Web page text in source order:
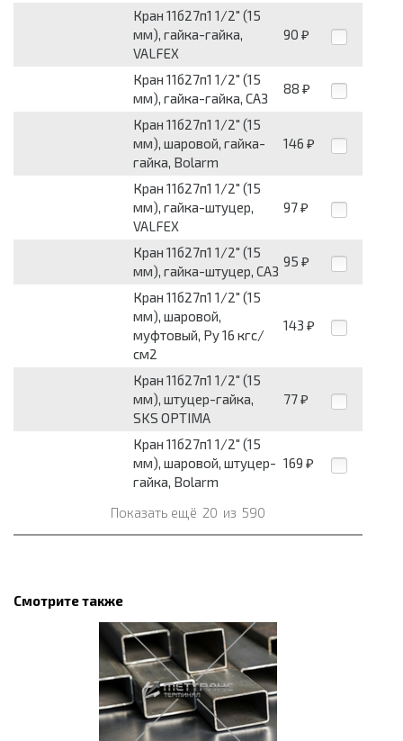
Кран 11б27п1 1/2" (15
мм), гайка-гайка,
VALFEX
90 ₽
Кран 11б27п1 1/2" (15
мм), гайка-гайка, САЗ
88 ₽
Кран 11б27п1 1/2" (15
мм), шаровой, гайка-
гайка, Bolarm
146 ₽
Кран 11б27п1 1/2" (15
мм), гайка-штуцер,
VALFEX
97 ₽
Кран 11б27п1 1/2" (15
мм), гайка-штуцер, САЗ
95 ₽
Кран 11б27п1 1/2" (15
мм), шаровой,
муфтовый, Py 16 кгс/
см2
143 ₽
Кран 11б27п1 1/2" (15
мм), штуцер-гайка,
SKS OPTIMA
77 ₽
Кран 11б27п1 1/2" (15
мм), шаровой, штуцер-
гайка, Bolarm
169 ₽
Показать ещё 20 из 590
Смотрите также